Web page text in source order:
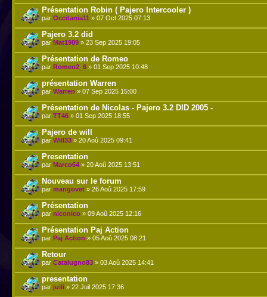
Présentation Robin ( Pajero Intercooler )
par Occitania11 » 07 Oct 2025 07:13
Pajero 3.2 did
par Mat1989 » 23 Sep 2025 19:05
Présentation de Romeo
par Romeo2_6 » 01 Sep 2025 10:48
présentation Warren
par Warren » 07 Sep 2025 15:00
Présentation de Nicolas - Pajero 3.2 DID 2005 -
par TT46 » 01 Sep 2025 18:55
Pajero de will
par Will33 » 20 Aoû 2025 09:41
Presentation
par Marco64 » 20 Aoû 2025 13:51
Nouveau sur le forum
par mangovet » 26 Aoû 2025 17:59
Présentation
par niconico » 09 Aoû 2025 12:16
Présentation Paj Action
par Paj Action » 05 Aoû 2025 08:21
Retour
par Catalugno83 » 03 Aoû 2025 14:41
presentation
par juili » 22 Juil 2025 17:36